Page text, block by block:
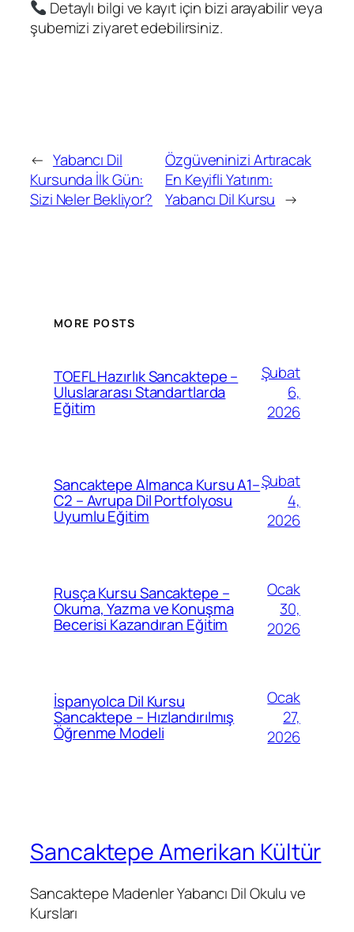
Detaylı bilgi ve kayıt için bizi arayabilir veya
şubemizi ziyaret edebilirsiniz.
← Yabancı Dil
Kursunda İlk Gün:
Sizi Neler Bekliyor?
Özgüveninizi Artıracak
En Keyifli Yatırım:
Yabancı Dil Kursu →
MORE POSTS
TOEFL Hazırlık Sancaktepe –
Uluslararası Standartlarda
Eğitim
Şubat
6,
2026
Sancaktepe Almanca Kursu A1–
C2 – Avrupa Dil Portfolyosu
Uyumlu Eğitim
Şubat
4,
2026
Rusça Kursu Sancaktepe –
Okuma, Yazma ve Konuşma
Becerisi Kazandıran Eğitim
Ocak
30,
2026
İspanyolca Dil Kursu
Sancaktepe – Hızlandırılmış
Öğrenme Modeli
Ocak
27,
2026
Sancaktepe Amerikan Kültür
Sancaktepe Madenler Yabancı Dil Okulu ve
Kursları